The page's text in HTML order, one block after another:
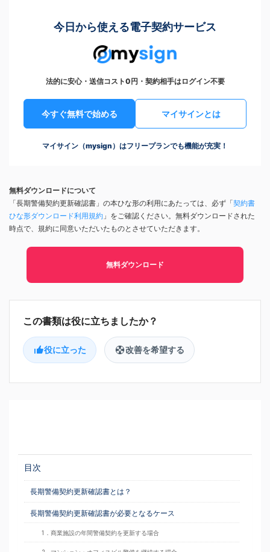
今日から使える電子契約サービス
法的に安心・送信コスト0円・契約相手はログイン不要
今すぐ無料で始める マイサインとは
マイサイン（mysign）はフリープランでも機能が充実！
無料ダウンロードについて
「長期警備契約更新確認書」の本ひな形の利用にあたっては、必ず「契約書
ひな形ダウンロード利用規約 」をご確認ください。無料ダウンロードされた
時点で、規約に同意いただいたものとさせていただきます。
無料ダウンロード
役に立った 改善を希望する
目次
長期警備契約更新確認書とは？
長期警備契約更新確認書が必要となるケース
1．商業施設の年間警備契約を更新する場合